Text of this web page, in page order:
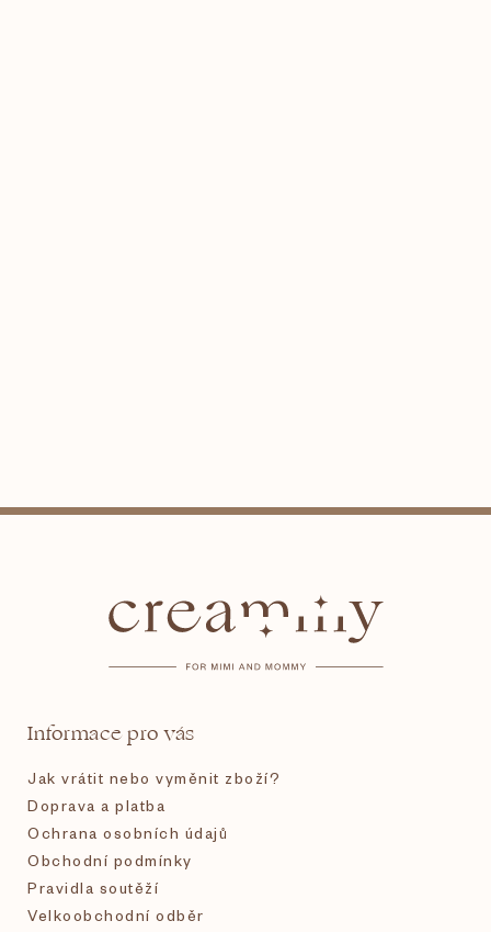
Informace pro vás
Jak vrátit nebo vyměnit zboží?
Doprava a platba
Ochrana osobních údajů
Obchodní podmínky
Pravidla soutěží
Velkoobchodní odběr